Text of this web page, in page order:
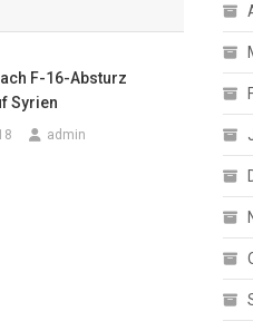
F-16-Absturz
Syrien
admin